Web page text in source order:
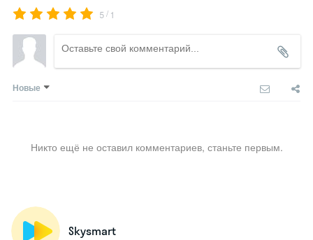
5/ 1
Новые
Никто ещё не оставил комментариев, станьте первым.
Skysmart